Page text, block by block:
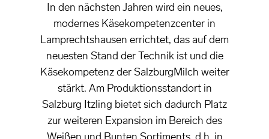
In den nächsten Jahren wird ein neues,
modernes Käsekompetenzcenter in
Lamprechtshausen errichtet, das auf dem
neuesten Stand der Technik ist und die
Käsekompetenz der SalzburgMilch weiter
stärkt. Am Produktionsstandort in
Salzburg Itzling bietet sich dadurch Platz
zur weiteren Expansion im Bereich des